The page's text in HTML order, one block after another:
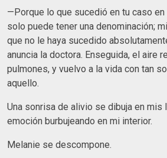
—Porque lo que sucedió en tu caso en
solo puede tener una denominación;
que no le haya sucedido
anuncia la doctora. Enseguida, el aire
pulmones, y vuelvo a la vida con tan
aquello.
Una sonrisa de alivio se dibuja en mis
emoción burbujeando en mi interior.
Melanie se descompone.